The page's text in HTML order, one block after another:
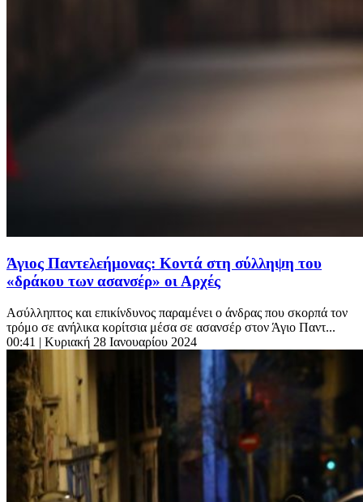
Άγιος Παντελεήμονας: Κοντά στη σύλληψη του
«δράκου των ασανσέρ» οι Αρχές
Ασύλληπτος και επικίνδυνος παραμένει ο άνδρας που σκορπά τον
τρόμο σε ανήλικα κορίτσια μέσα σε ασανσέρ στον Άγιο Παντ...
00:41 | Κυριακή 28 Ιανουαρίου 2024